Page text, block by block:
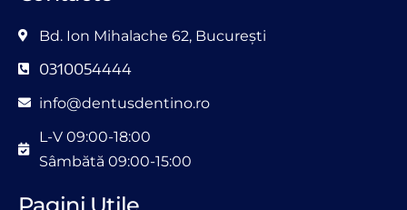
Bd. Ion Mihalache 62, București
0310054444
info@dentusdentino.ro
L-V 09:00-18:00
Sâmbătă 09:00-15:00